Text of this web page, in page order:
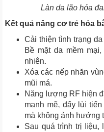
Làn da lão hóa
Kết quả nâng cơ trẻ hóa
Cải thiện tình trạng
Bề mặt da mềm
nhiên.
Xóa các nếp nhăn
mũi má.
Năng lượng RF hiện
mạnh mẽ, đẩy lùi
mà không ảnh hưởng
Sau quá trình trị liệu,